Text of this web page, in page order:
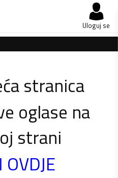
Uloguj se
stranica
oglase na
strani